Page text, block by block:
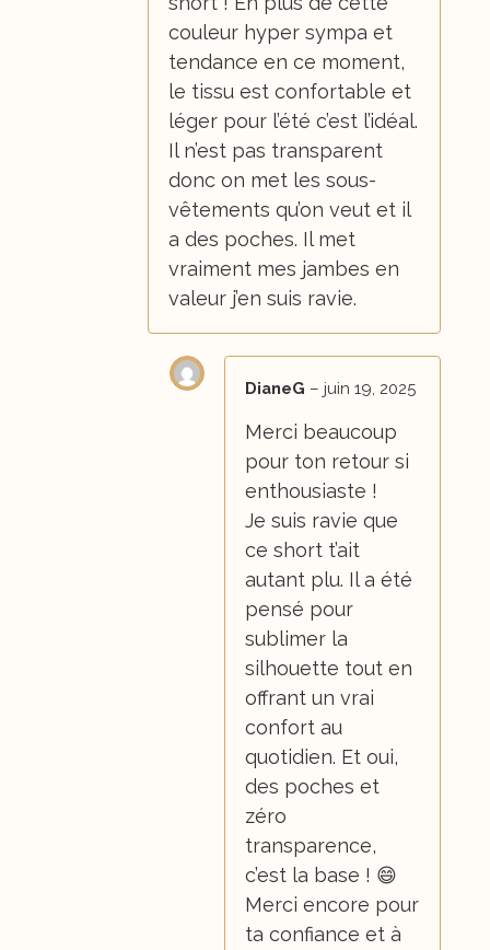
couleur hyper sympa et
tendance en ce moment,
le tissu est confortable et
léger pour l’été c’est l’idéal.
Il n’est pas transparent
donc on met les sous-
vêtements qu’on veut et il
a des poches. Il met
vraiment mes jambes en
valeur j’en suis ravie.
DianeG – juin 19, 2025
Merci beaucoup
pour ton retour si
enthousiaste !
Je suis ravie que
ce short t’ait
autant plu. Il a été
pensé pour
sublimer la
silhouette tout en
offrant un vrai
confort au
quotidien. Et oui,
des poches et
zéro
transparence,
c’est la base ! 😄
Merci encore pour
ta confiance et à